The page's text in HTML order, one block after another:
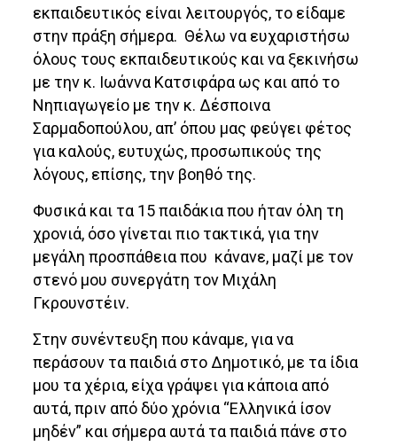
εκπαιδευτικός είναι λειτουργός, το είδαμε
στην πράξη σήμερα. Θέλω να ευχαριστήσω
όλους τους εκπαιδευτικούς και να ξεκινήσω
με την κ. Ιωάννα Κατσιφάρα ως και από το
Νηπιαγωγείο με την κ. Δέσποινα
Σαρμαδοπούλου, απ’ όπου μας φεύγει φέτος
για καλούς, ευτυχώς, προσωπικούς της
λόγους, επίσης, την βοηθό της.
Φυσικά και τα 15 παιδάκια που ήταν όλη τη
χρονιά, όσο γίνεται πιο τακτικά, για την
μεγάλη προσπάθεια που κάνανε, μαζί με τον
στενό μου συνεργάτη τον Μιχάλη
Γκρουνστέιν.
Στην συνέντευξη που κάναμε, για να
περάσουν τα παιδιά στο Δημοτικό, με τα ίδια
μου τα χέρια, είχα γράψει για κάποια από
αυτά, πριν από δύο χρόνια “Ελληνικά ίσον
μηδέν” και σήμερα αυτά τα παιδιά πάνε στο